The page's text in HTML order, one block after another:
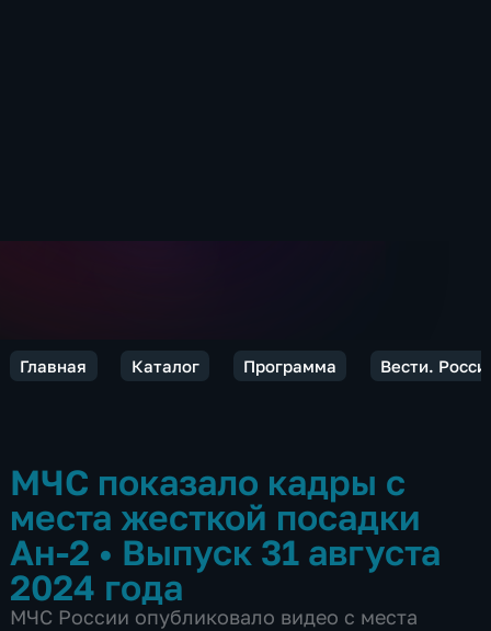
Главная Каталог Программа Вести.
МЧС показало кадры с
места жесткой посадки
Ан-2 • Выпуск 31 августа
2024 года
МЧС России опубликовало видео с места